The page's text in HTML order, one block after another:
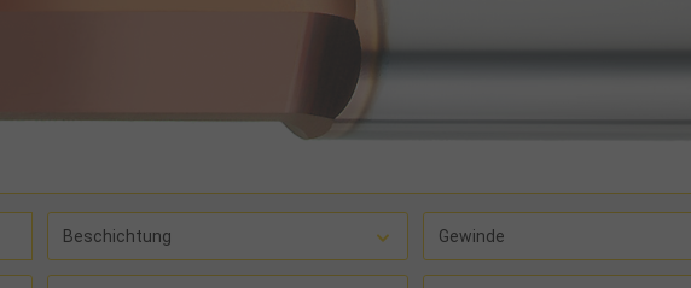
Beschichtung Gewinde